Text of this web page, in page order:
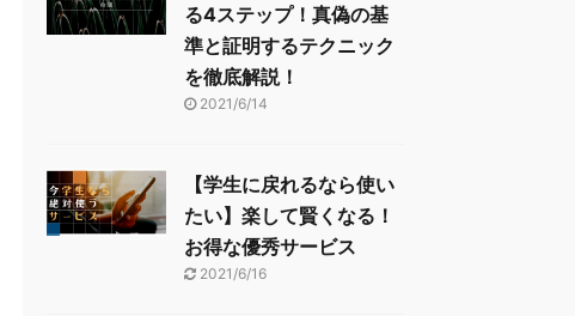
る4ステップ！真偽の基
準と証明するテクニック
を徹底解説！
2021/6/14
【学生に戻れるなら使い
たい】楽して賢くなる！
お得な優秀サービス
2021/6/16